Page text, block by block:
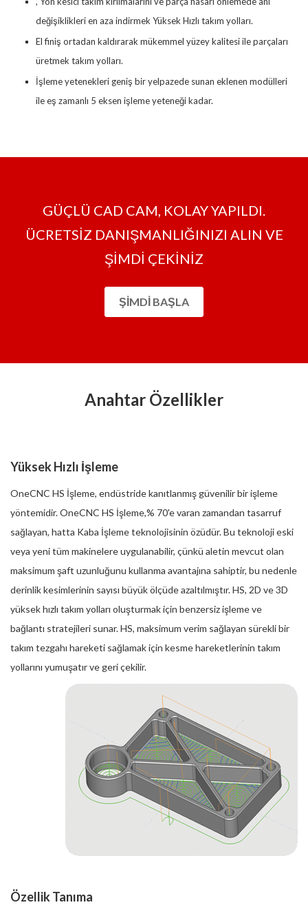
değişiklikleri en aza indirmek Yüksek Hızlı takım yolları.
El finiş ortadan kaldırarak mükemmel yüzey kalitesi ile parçaları
üretmek takım yolları.
İşleme yetenekleri geniş bir yelpazede sunan eklenen modülleri
ile eş zamanlı 5 eksen işleme yeteneği kadar.
GÜÇLÜ CAD CAM, KOLAY YAPILDI.
ÜCRETSİZ DANIŞMANLIĞINIZI ALIN VE
ŞİMDİ ÇEKİNİZ
ŞIMDI BAŞLA
Anahtar Özellikler
Yüksek Hızlı İşleme
OneCNC HS İşleme, endüstride kanıtlanmış güvenilir bir işleme
yöntemidir. OneCNC HS İşleme,% 70'e varan zamandan tasarruf
sağlayan, hatta Kaba İşleme teknolojisinin özüdür. Bu teknoloji eski
veya yeni tüm makinelere uygulanabilir, çünkü aletin mevcut olan
maksimum şaft uzunluğunu kullanma avantajına sahiptir, bu nedenle
derinlik kesimlerinin sayısı büyük ölçüde azaltılmıştır. HS, 2D ve 3D
yüksek hızlı takım yolları oluşturmak için benzersiz işleme ve
bağlantı stratejileri sunar. HS, maksimum verim sağlayan sürekli bir
takım tezgahı hareketi sağlamak için kesme hareketlerinin takım
yollarını yumuşatır ve geri çekilir.
Özellik Tanıma